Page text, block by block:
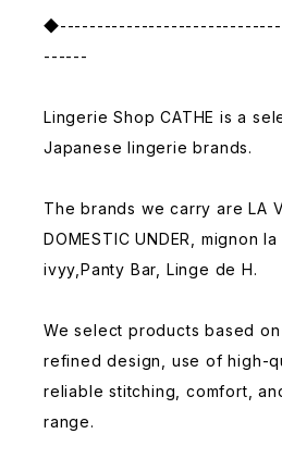
------
Lingerie Shop CATHE is a
Japanese lingerie brands.
The brands we carry are LA
DOMESTIC UNDER, mignon
ivyy,Panty Bar, Linge de H.
We select products based
refined design, use of high-
reliable stitching, comfort,
range.